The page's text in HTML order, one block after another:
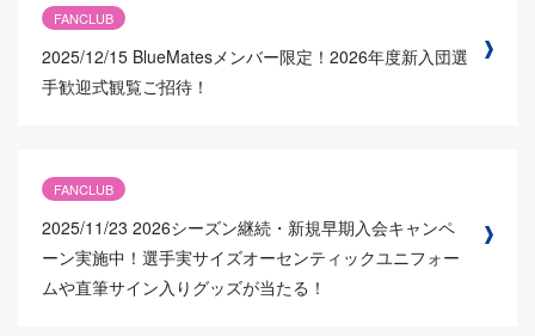
FANCLUB
2025/12/15 BlueMatesメンバー限定！2026年度新入団選
手歓迎式観覧ご招待！
FANCLUB
2025/11/23 2026シーズン継続・新規早期入会キャンペ
ーン実施中！選手実サイズオーセンティックユニフォー
ムや直筆サイン入りグッズが当たる！